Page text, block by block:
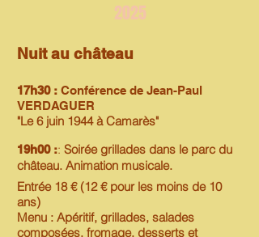
2025
Nuit au château
17h30 : Conférence de Jean-Paul
VERDAGUER
"Le 6 juin 1944 à Camarès"
19h00 :: Soirée grillades dans le parc du
château. Animation musicale.
Entrée 18 € (12 € pour les moins de 10
ans)
Menu : Apéritif, grillades, salades
composées, fromage, desserts et